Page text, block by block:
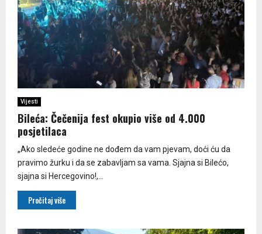
Vijesti
Bileća: Čečenija fest okupio više od 4.000
posjetilaca
„Ako sledeće godine ne dođem da vam pjevam, doći ću da
pravimo žurku i da se zabavljam sa vama. Sjajna si Bilećo,
sjajna si Hercegovino!,...
Pročitaj više